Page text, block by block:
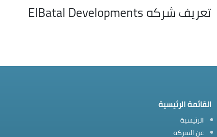
تعريف شركه ElBatal Developments
القائمة الرئيسية
الرئيسية
عن الشركة